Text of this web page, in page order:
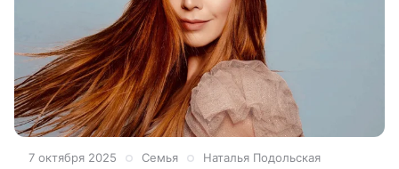
7 октября 2025 Семья Наталья Подольская